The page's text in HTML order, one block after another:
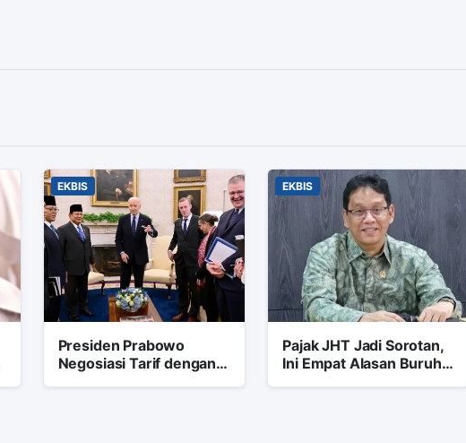
EKBIS
Presiden Prabowo
Negosiasi Tarif dengan
EKBIS
Pajak JHT Jadi Sorotan,
Ini Empat Alasan Buruh